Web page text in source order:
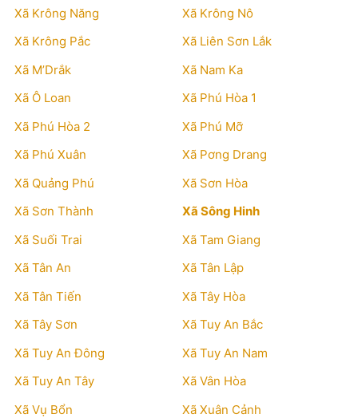
Xã Krông Năng
Xã Krông Nô
Xã Krông Pắc
Xã Liên Sơn Lắk
Xã M’Drắk
Xã Nam Ka
Xã Ô Loan
Xã Phú Hòa 1
Xã Phú Hòa 2
Xã Phú Mỡ
Xã Phú Xuân
Xã Pơng Drang
Xã Quảng Phú
Xã Sơn Hòa
Xã Sơn Thành
Xã Sông Hinh
Xã Suối Trai
Xã Tam Giang
Xã Tân An
Xã Tân Lập
Xã Tân Tiến
Xã Tây Hòa
Xã Tây Sơn
Xã Tuy An Bắc
Xã Tuy An Đông
Xã Tuy An Nam
Xã Tuy An Tây
Xã Vân Hòa
Xã Vụ Bổn
Xã Xuân Cảnh